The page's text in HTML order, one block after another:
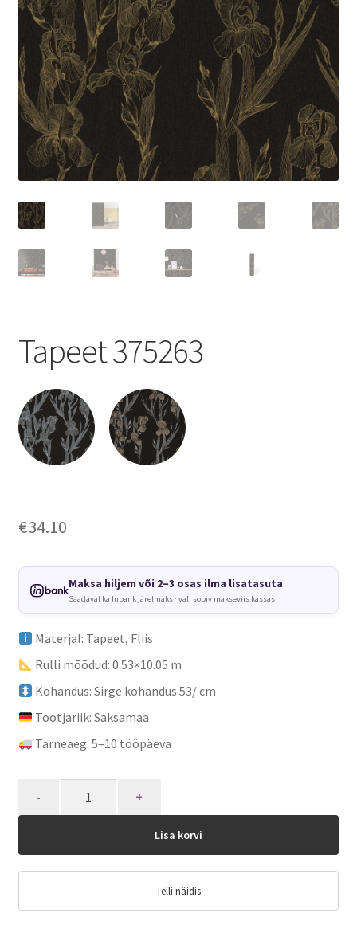
Tapeet 375263
€34.10
Maksa hiljem või 2–3 osas ilma lisatasuta
Saadaval ka Inbank järelmaks · vali sobiv makseviis kassas
Materjal: Tapeet, Fliis
Rulli mõõdud: 0.53×10.05 m
Kohandus: Sirge kohandus 53/ cm
Tootjariik: Saksamaa
Tarneaeg: 5–10 tööpäeva
Lisa korvi
Telli näidis